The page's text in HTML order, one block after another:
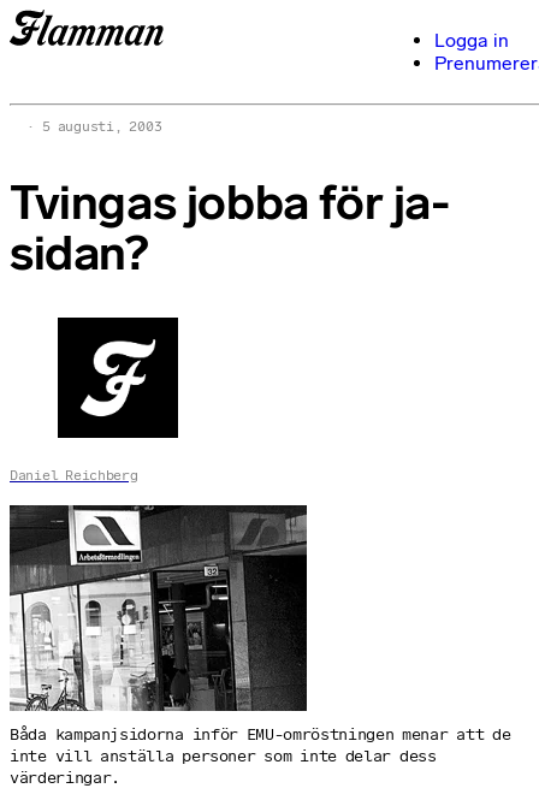
Logga in
5 augusti, 2003
Tvingas jobba för ja-
sidan?
Daniel Reichberg
Båda kampanjsidorna inför EMU-omröstningen menar att de
inte vill anställa personer som inte delar dess
värderingar.